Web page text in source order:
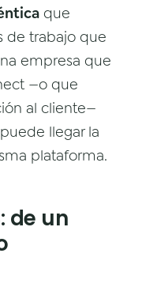
que
de trabajo que
empresa que
—o que
al cliente—
llegar la
plataforma.
de un